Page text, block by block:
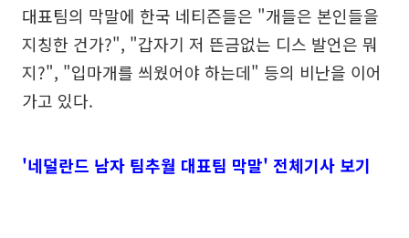
대표팀의 막말에 한국 네티즌들은 "개들은 본인들을
지칭한 건가?", "갑자기 저 뜬금없는 디스 발언은 뭐
지?", "입마개를 씌웠어야 하는데" 등의 비난을 이어
가고 있다.
'네덜란드 남자 팀추월 대표팀 막말' 전체기사 보기